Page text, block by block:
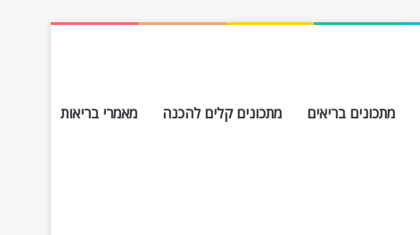
מתכונים בריאים מתכונים קלים להכנה מאמרי בריאות